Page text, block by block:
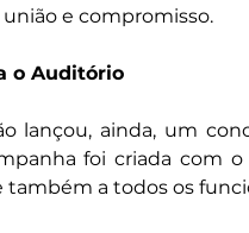
e compromisso.
o Auditório
lançou, ainda, um
foi criada com
a todos os